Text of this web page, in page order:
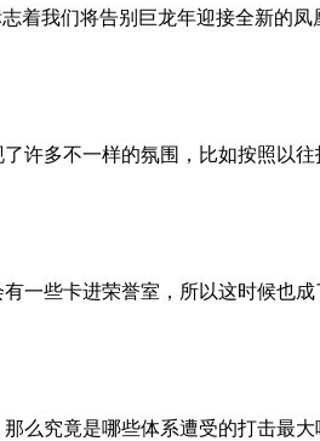
我们将告别巨龙年迎接全新的
许多不一样的氛围，比如按照以
一些卡进荣誉室，所以这时候也
究竟是哪些体系遭受的打击最